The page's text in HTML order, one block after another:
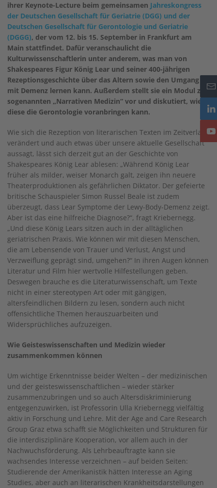
ihrer Keynote-Lecture beim gemeinsamen Jahreskongress
der Deutschen Gesellschaft für Geriatrie (DGG) und der
Deutschen Gesellschaft für Gerontologie und Geriatrie
(DGGG), der vom 12. bis 15. September in Frankfurt am
Main stattfindet. Dafür veranschaulicht die
Kulturwissenschaftlerin unter anderem, was man von
Shakespeares Figur König Lear und seiner 400-jährigen
Rezeptionsgeschichte über das Altern sowie den Umgang
mit Demenz lernen kann. Außerdem stellt sie ein Modul zur
sogenannten „Narrativen Medizin“ vor und diskutiert, wie
diese die Gerontologie voranbringen kann.
Wie sich die Rezeption von literarischen Texten im Zeitverlauf
verändert und auch etwas über unsere aktuelle Gesellschaft
aussagt, lässt sich derzeit gut an der Geschichte von
Shakespeares König Lear ablesen: „Während König Lear
früher als milder, weiser Monarch galt, zeigen ihn neuere
Theaterproduktionen als gefährlichen Diktator. Der gefeierte
britische Schauspieler Simon Russel Beale ist zudem
überzeugt, dass Lear Symptome der Lewy-Body-Demenz zeigt.
Aber ist das eine hilfreiche Diagnose?“, fragt Kriebernegg.
„Und diese König Lears sitzen auch in der alltäglichen
geriatrischen Praxis. Wie können wir mit diesen Menschen,
die am Lebensende von Trauer und Verlust, Angst und
Verzweiflung geprägt sind, umgehen?“ In ihren Augen können
Literatur und Film hier wertvolle Hilfestellungen geben.
Deswegen brauche es die Literaturwissenschaft, um Texte
nicht in einer stereotypen Art oder mit gängigen,
altersfeindlichen Bildern zu lesen, sondern auch nicht
offensichtliche Themen herauszuarbeiten und
Widersprüchliches aufzuzeigen.
Wie Geisteswissenschaften und Medizin wieder
zusammenkommen können
Um wichtige Erkenntnisse beider Welten – der medizinischen
und der geisteswissenschaftlichen – wieder stärker
zusammenzubringen und so auch Altersdiskriminierung
entgegenzuwirken, ist Professorin Ulla Kriebernegg vielfältig
aktiv in Forschung und Lehre. Mit der Age and Care Research
Group Graz etwa schafft sie Möglichkeiten und Strukturen für
die interdisziplinäre Kooperation, vor allem auch in der
Nachwuchsförderung. Als Lehrbeauftragte kann sie
wachsendes Interesse verzeichnen – auf beiden Seiten:
Studierende der Amerikanistik hätten Interesse an Aging
Studies, aber auch an literarischen Krankheitsdarstellungen